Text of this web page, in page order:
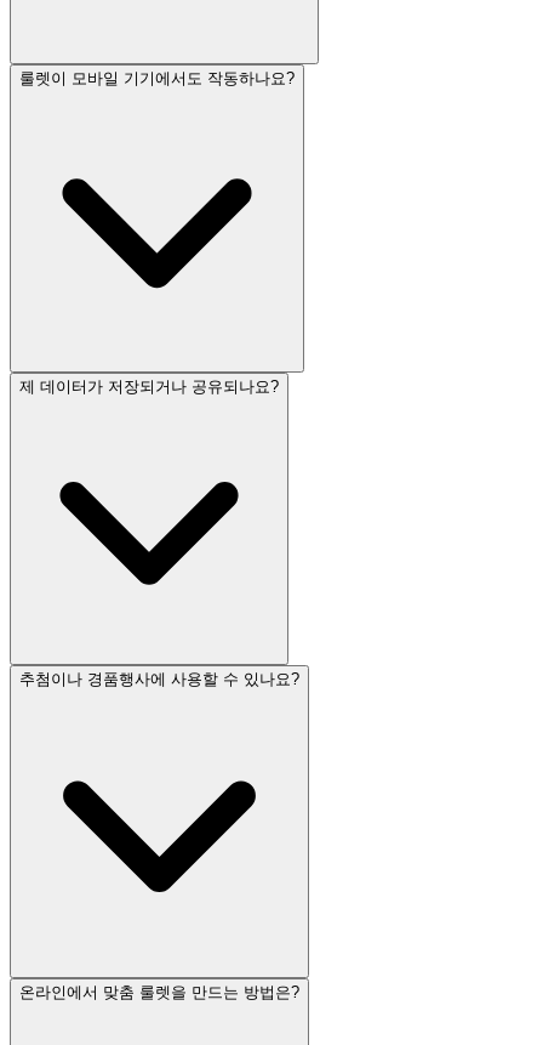
룰렛이 모바일 기기에서도 작동하나요?
제 데이터가 저장되거나 공유되나요?
추첨이나 경품행사에 사용할 수 있나요?
온라인에서 맞춤 룰렛을 만드는 방법은?